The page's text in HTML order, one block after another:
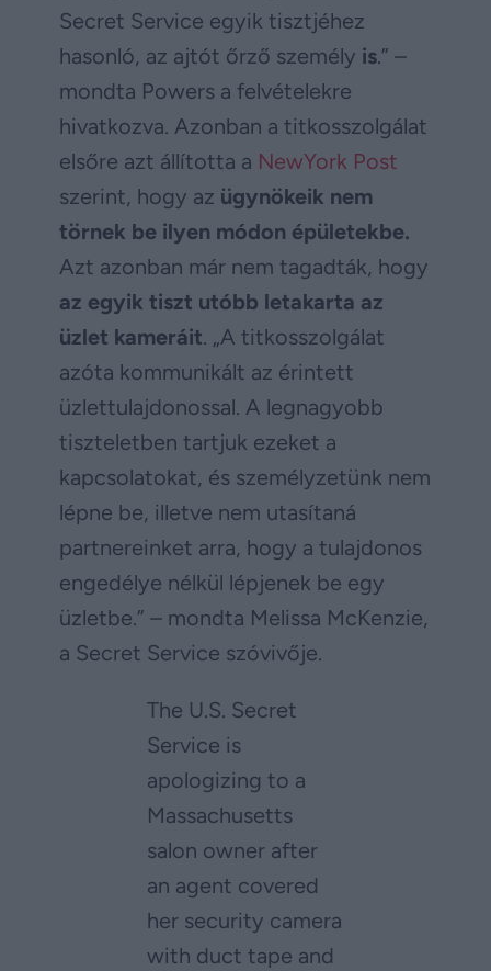
Secret Service egyik tisztjéhez
hasonló, az ajtót őrző személy is.” –
mondta Powers a felvételekre
hivatkozva. Azonban a titkosszolgálat
elsőre azt állította a NewYork Post
szerint, hogy az ügynökeik nem
törnek be ilyen módon épületekbe.
Azt azonban már nem tagadták, hogy
az egyik tiszt utóbb letakarta az
üzlet kameráit. „A titkosszolgálat
azóta kommunikált az érintett
üzlettulajdonossal. A legnagyobb
tiszteletben tartjuk ezeket a
kapcsolatokat, és személyzetünk nem
lépne be, illetve nem utasítaná
partnereinket arra, hogy a tulajdonos
engedélye nélkül lépjenek be egy
üzletbe.” – mondta Melissa McKenzie,
a Secret Service szóvivője.
The U.S. Secret
Service is
apologizing to a
Massachusetts
salon owner after
an agent covered
her security camera
with duct tape and